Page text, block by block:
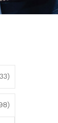
(633)
(798)